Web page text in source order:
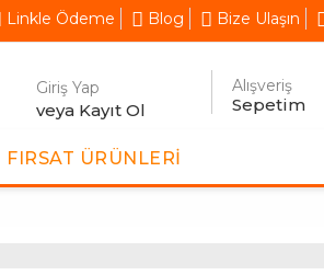
Linkle Ödeme Blog Bize Ulaşın
Giriş Yap
veya Kayıt Ol
Alışveriş
Sepetim
FIRSAT ÜRÜNLERI